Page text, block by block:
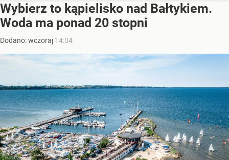
Wybierz to kąpielisko nad Bałtykiem.
Woda ma ponad 20 stopni
Dodano:wczoraj 14:04